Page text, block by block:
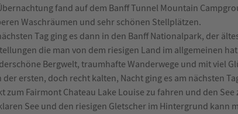
fand auf dem Banff Tunnel Mountain
Waschräumen und sehr schönen Stellplätzen.
Tag ging es dann in den Banff Nationalpark, der
die man von dem riesigen Land im allgemeinen
Bergwelt, traumhafte Wanderwege und mit viel
der ersten, doch recht kalten, Nacht ging es am nächsten
zum Fairmont Chateau Lake Louise zu fahren und den
See und den riesigen Gletscher im Hintergrund kann